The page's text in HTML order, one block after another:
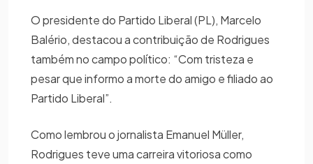
O presidente do Partido Liberal (PL), Marcelo
Balério, destacou a contribuição de Rodrigues
também no campo político: “Com tristeza e
pesar que informo a morte do amigo e filiado ao
Partido Liberal”.
Como lembrou o jornalista Emanuel Müller,
Rodrigues teve uma carreira vitoriosa como